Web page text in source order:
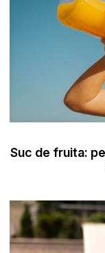
Suc de fruita: